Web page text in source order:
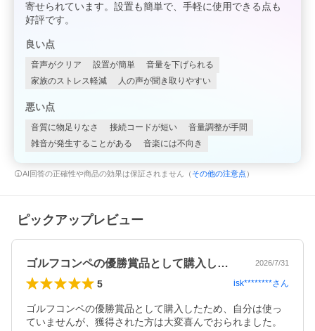
寄せられています。設置も簡単で、手軽に使用できる点も
好評です。
良い点
音声がクリア 設置が簡単
音量を下げられる
家族のストレス軽減
人の声が聞き取りやすい
悪い点
音質に物足りなさ 接続コードが短い
音量調整が手間
雑音が発生することがある
音楽には不向き
AI回答の正確性や商品の効果は保証されません（ その他の注意点 ）
ピックアップレビュー
ゴルフコンペの優勝賞品として購入したた… 2026/7/31
5 isk********さん
ゴルフコンペの優勝賞品として購入したため、自分は使っ
ていませんが、獲得された方は大変喜んでおられました。